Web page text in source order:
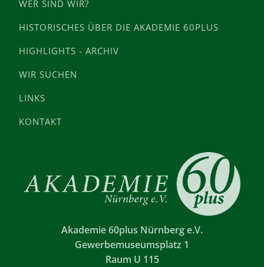
WER SIND WIR?
HISTORISCHES ÜBER DIE AKADEMIE 60PLUS
HIGHLIGHTS - ARCHIV
WIR SUCHEN
LINKS
KONTAKT
Akademie 60plus Nürnberg e.V.
Gewerbemuseumsplatz 1
Raum U 115